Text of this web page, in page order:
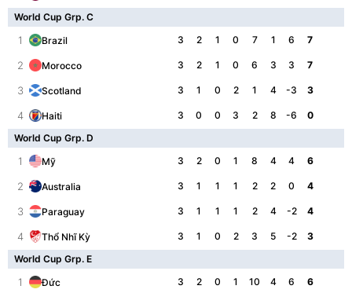
World Cup Grp. C
1 Brazil 3 2 1 0 7 1 6 7
2 Morocco 3 2 1 0 6 3 3 7
3 Scotland 3 1 0 2 1 4 -3 3
4 Haiti 3 0 0 3 2 8 -6 0
World Cup Grp. D
1 Mỹ 3 2 0 1 8 4 4 6
2 Australia 3 1 1 1 2 2 0 4
3 Paraguay 3 1 1 1 2 4 -2 4
4 Thổ Nhĩ Kỳ 3 1 0 2 3 5 -2 3
World Cup Grp. E
1 Đức 3 2 0 1 10 4 6 6